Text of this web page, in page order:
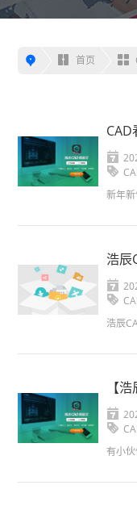
首页
便捷！
浩辰
详解
【
能！(